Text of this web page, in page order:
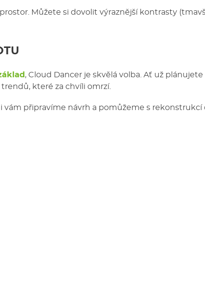
Můžete si dovolit výraznější kontrasty
, Cloud Dancer je skvělá volba. Ať už
které za chvíli omrzí.
vám připravíme návrh a pomůžeme s